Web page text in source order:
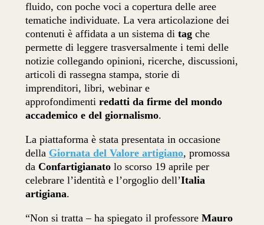
fluido, con poche voci a copertura delle aree
tematiche individuate. La vera articolazione dei
contenuti è affidata a un sistema ditag che
permette di leggere trasversalmente i temi delle
notizie collegando opinioni, ricerche, discussioni,
articoli di rassegna stampa, storie di
imprenditori, libri, webinar e
approfondimentiredatti da firme del mondo
accademico e del giornalismo.
La piattaforma è stata presentata in occasione
della Giornata del Valore artigiano, promossa
da Confartigianato lo scorso 19 aprile per
celebrare l’identità e l’orgoglio dell’Italia
artigiana.
“Non si tratta – ha spiegato il professoreMauro